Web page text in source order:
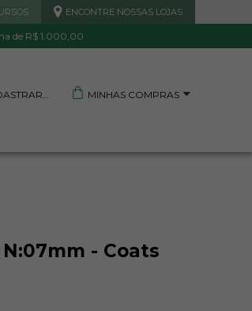
ENCONTRE NOSSAS LOJAS
de R$ 1.000,00
MINHAS COMPRAS
TRANQUILIDADE E PROTEÇÃO
- Coats